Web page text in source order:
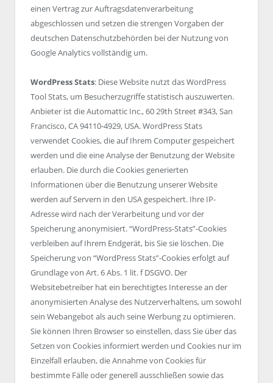
einen Vertrag zur Auftragsdatenverarbeitung
abgeschlossen und setzen die strengen Vorgaben der
deutschen Datenschutzbehörden bei der Nutzung von
Google Analytics vollständig um.
WordPress Stats: Diese Website nutzt das WordPress
Tool Stats, um Besucherzugriffe statistisch auszuwerten.
Anbieter ist die Automattic Inc., 60 29th Street #343, San
Francisco, CA 94110-4929, USA. WordPress Stats
verwendet Cookies, die auf Ihrem Computer gespeichert
werden und die eine Analyse der Benutzung der Website
erlauben. Die durch die Cookies generierten
Informationen über die Benutzung unserer Website
werden auf Servern in den USA gespeichert. Ihre IP-
Adresse wird nach der Verarbeitung und vor der
Speicherung anonymisiert. “WordPress-Stats”-Cookies
verbleiben auf Ihrem Endgerät, bis Sie sie löschen. Die
Speicherung von “WordPress Stats”-Cookies erfolgt auf
Grundlage von Art. 6 Abs. 1 lit. f DSGVO. Der
Websitebetreiber hat ein berechtigtes Interesse an der
anonymisierten Analyse des Nutzerverhaltens, um sowohl
sein Webangebot als auch seine Werbung zu optimieren.
Sie können Ihren Browser so einstellen, dass Sie über das
Setzen von Cookies informiert werden und Cookies nur im
Einzelfall erlauben, die Annahme von Cookies für
bestimmte Fälle oder generell ausschließen sowie das